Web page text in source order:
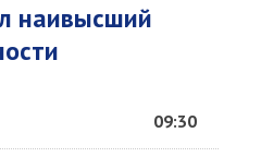
наивысший
09:30